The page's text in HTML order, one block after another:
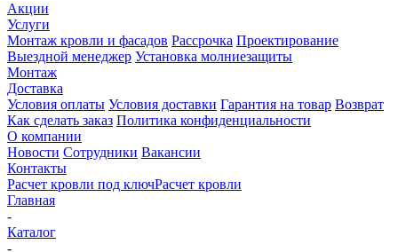
Акции
Услуги
Монтаж кровли и фасадов Рассрочка Проектирование
Выездной менеджер Установка молниезащиты
Монтаж
Доставка
Условия оплаты Условия доставки Гарантия на товар Возврат
Как сделать заказ Политика конфиденциальности
О компании
Новости Сотрудники Вакансии
Контакты
Расчет кровли под ключРасчет кровли
Главная
-
Каталог
-